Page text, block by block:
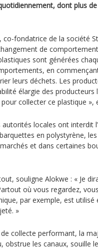
dont plus
co-fondatrice de la société
de
sont générées
en
leurs déchets. Les
élargie des
collecter ce plastique »,
locales ont interdit
en polystyrène,
et dans certaines
souligne Alokwe : « Je
où vous regardez,
par exemple, est
»
de collecte performant, la
obstrue les canaux, souille